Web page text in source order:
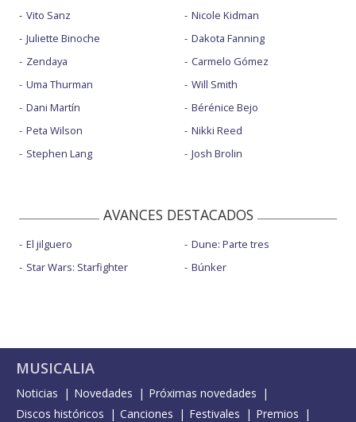
Vito Sanz
Juliette Binoche
Zendaya
Uma Thurman
Dani Martín
Peta Wilson
Stephen Lang
Nicole Kidman
Dakota Fanning
Carmelo Gómez
Will Smith
Bérénice Bejo
Nikki Reed
Josh Brolin
AVANCES DESTACADOS
El jilguero
Star Wars: Starfighter
Dune: Parte tres
Búnker
MUSICALIA
Noticias Novedades
Próximas novedades
Discos históricos
Canciones Festivales
Premios